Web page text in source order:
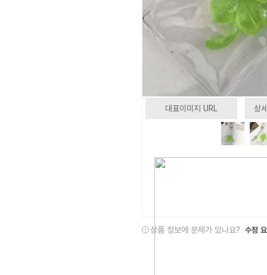
대표이미지 URL 상
상품 정보에 문제가 있나요? 수정